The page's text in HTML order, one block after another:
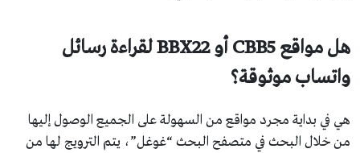
هل مواقع CBB5 أوBBX22لقراءة رسائل
واتساب موثوقة؟
هي في بداية مجرد مواقع من السهولة على الجميع الوصول إليها
من خلال البحث في متصفح البحث “غوغل”، يتم الترويج لها من